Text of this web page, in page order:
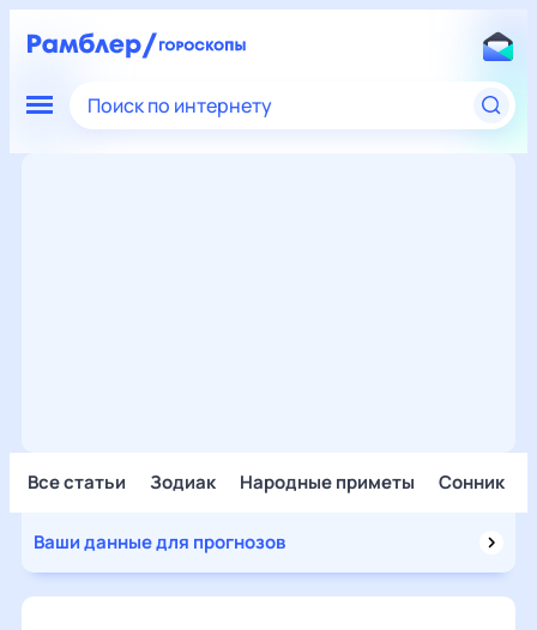
Поиск по интернету
Все статьи Зодиак Народные приметы Сонник
Ваши данные для прогнозов